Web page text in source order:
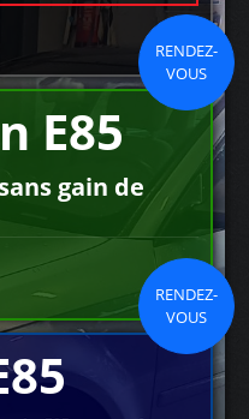
RENDEZ-
VOUS
E85
gain de
RENDEZ-
VOUS